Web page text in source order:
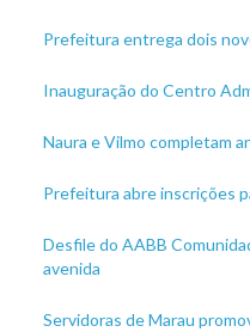
Prefeitura entrega dois
Inauguração do Centro
Naura e Vilmo completam
Prefeitura abre inscrições
Desfile do AABB
avenida
Servidoras de Marau